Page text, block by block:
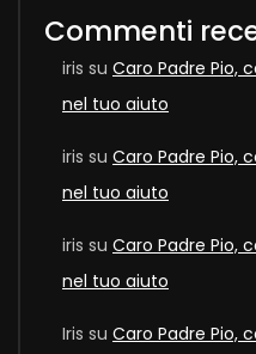
Commenti
iris su Caro Padre Pio,
nel tuo aiuto
iris su Caro Padre Pio,
nel tuo aiuto
iris su Caro Padre Pio,
nel tuo aiuto
Iris su Caro Padre Pio,